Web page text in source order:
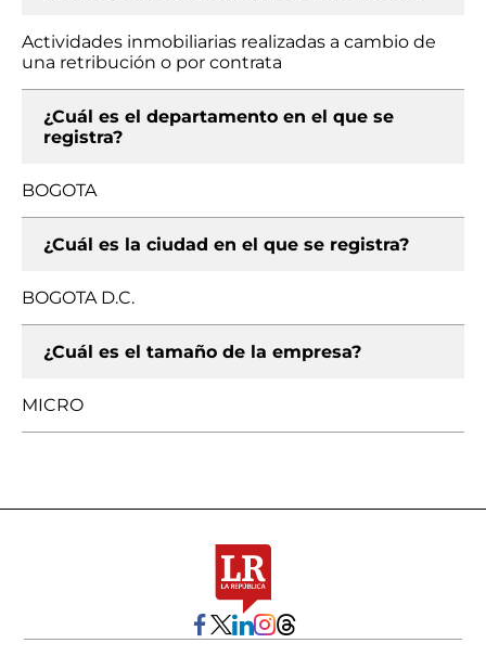
Actividades inmobiliarias realizadas a cambio de
una retribución o por contrata
¿Cuál es el departamento en el que se
registra?
BOGOTA
¿Cuál es la ciudad en el que se registra?
BOGOTA D.C.
¿Cuál es el tamaño de la empresa?
MICRO